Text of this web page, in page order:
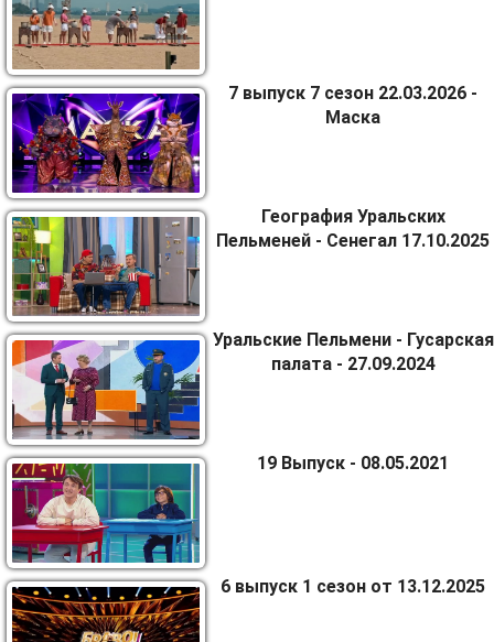
7 выпуск 7 сезон 22.03.2026 -
Маска
География Уральских
Пельменей - Сенегал 17.10.2025
Уральские Пельмени - Гусарская
палата - 27.09.2024
19 Выпуск - 08.05.2021
6 выпуск 1 сезон от 13.12.2025